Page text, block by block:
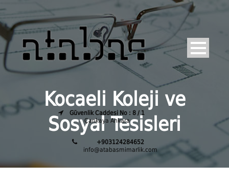
Güvenlik Caddesi No : 8 / 1
Çankaya Ankara
+903124284652
info@atabasmimarlik.com
Kocaeli Koleji ve
Sosyal Tesisleri